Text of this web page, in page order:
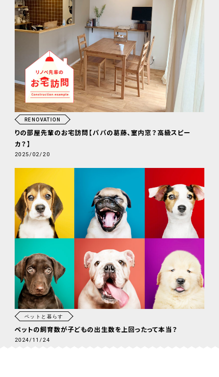
RENOVATION
りの部屋先輩のお宅訪問【パパの葛藤、室内窓？高級スピー
カ？】
2025/02/20
ペットと暮らす
ペットの飼育数が子どもの出生数を上回ったって本当？
2024/11/24